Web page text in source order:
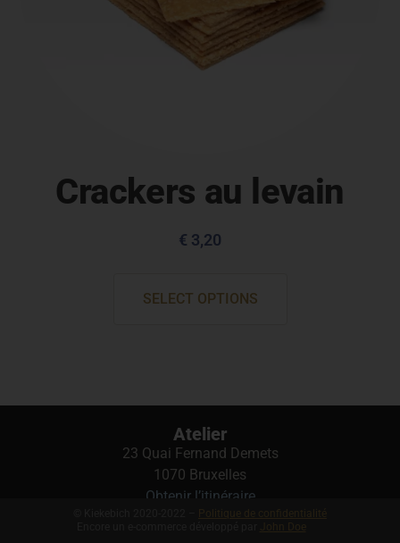
Crackers au levain
€ 3,20
SELECT OPTIONS
Atelier
23 Quai Fernand Demets
1070 Bruxelles
Obtenir l’itinéraire